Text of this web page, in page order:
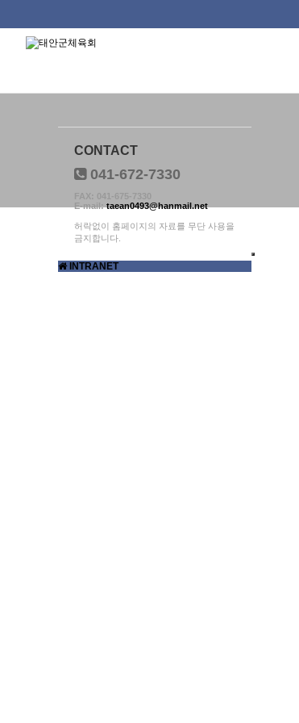
CONTACT
041-672-7330
FAX: 041-675-7330
E-mail:taean0493@hanmail.net
허락없이 홈페이지의 자료를 무단 사용을
금지합니다.
INTRANET